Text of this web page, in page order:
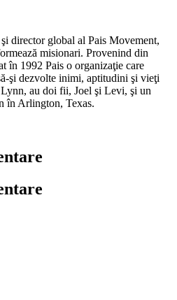
director global al Pais Movement,
misionari. Provenind din
în 1992 Pais o organizaţie care
şi dezvolte inimi, aptitudini şi vieţi
au doi fii, Joel şi Levi, şi un
în Arlington, Texas.